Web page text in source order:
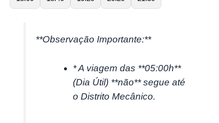
**Observação Importante:**
*A viagem das **05:00h**
(Dia Útil) **não** segue até
o Distrito Mecânico.